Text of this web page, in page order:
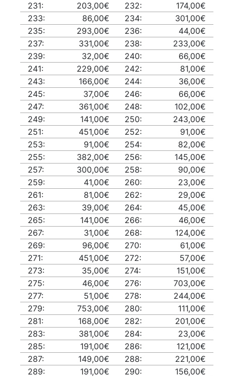
231:
203,00€ 232:
174,00€
233:
86,00€ 234:
301,00€
235:
293,00€ 236:
44,00€
237:
331,00€ 238:
233,00€
239:
32,00€ 240:
66,00€
241:
229,00€ 242:
81,00€
243:
166,00€ 244:
36,00€
245:
37,00€ 246:
66,00€
247:
361,00€ 248:
102,00€
249:
141,00€ 250:
243,00€
251:
451,00€ 252:
91,00€
253:
91,00€ 254:
82,00€
255:
382,00€ 256:
145,00€
257:
300,00€ 258:
90,00€
259:
41,00€ 260:
23,00€
261:
81,00€ 262:
29,00€
263:
39,00€ 264:
45,00€
265:
141,00€ 266:
46,00€
267:
31,00€ 268:
124,00€
269:
96,00€ 270:
61,00€
271:
451,00€ 272:
57,00€
273:
35,00€ 274:
151,00€
275:
46,00€ 276:
703,00€
277:
51,00€ 278:
244,00€
279:
753,00€ 280:
111,00€
281:
168,00€ 282:
201,00€
283:
381,00€ 284:
23,00€
285:
191,00€ 286:
121,00€
287:
149,00€ 288:
221,00€
289:
191,00€ 290:
156,00€